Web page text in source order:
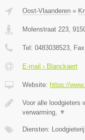
Oost-Vlaanderen »
Molenstraat 223
Tel: 0483038523 ,
E-mail › Blanckaert
Website: https://
Voor alle loodgieters
verwarming,
▼
Diensten: